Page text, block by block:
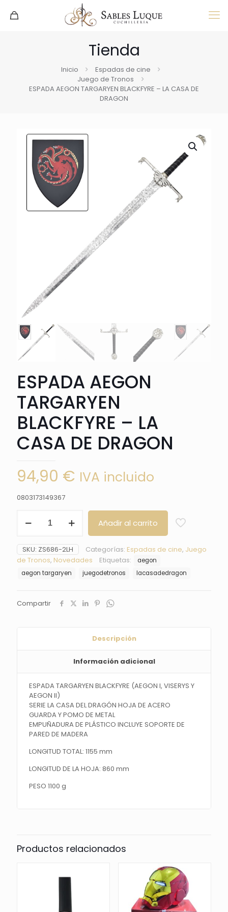
Tienda
Inicio
Espadas de cine
Juego de Tronos
ESPADA AEGON TARGARYEN BLACKFYRE – LA CASA DE
DRAGON
ESPADA AEGON
TARGARYEN
BLACKFYRE – LA
CASA DE DRAGON
94,90 € IVA incluido
0803173149367
AEGON
BLACKFYRE
-
LA
CASA
cantidad
Añadir al carrito
SKU: ZS686-2LH Categorías: Espadas de cine, Juego
de Tronos, Novedades Etiquetas:
aegon
aegon targaryen
juegodetronos lacasadedragon
Compartir
Descripción
Información adicional
ESPADA TARGARYEN BLACKFYRE (AEGON I, VISERYS Y
AEGON II)
SERIE LA CASA DEL DRAGÓN HOJA DE ACERO
GUARDAY POMO DE METAL
EMPUÑADURA DE PLÁSTICO INCLUYE SOPORTE DE
PARED DE MADERA
LONGITUD TOTAL: 1155 mm
LONGITUD DE LA HOJA: 860 mm
PESO 1100 g
Productos relacionados